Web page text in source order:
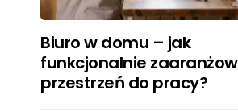
Biuro w domu – jak
funkcjonalnie
przestrzeń do pracy?